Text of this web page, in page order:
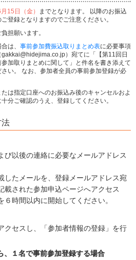
15日（金）
までとなります。 以降のお振込
登録となりますのでご注意ください。
担願います。
は、 事前参加費振込取りまとめ表に必要事項
）宛てに「【第11回日
加取りまとめに関して」と件名を書き添えて
い。 なお、参加者全員の事前参加登録が必
は指定口座へのお振込み後のキャンセルおよ
分ご確認のうえ、登録してください。
法
び以後の連絡に必要なメールアドレス
したメールを、登録メールアドレス宛
載された参加申込ページへアクセス
６時間以内に開始してください。
クセスし、「参加者情報の登録」を行
１名で事前参加登録する場合